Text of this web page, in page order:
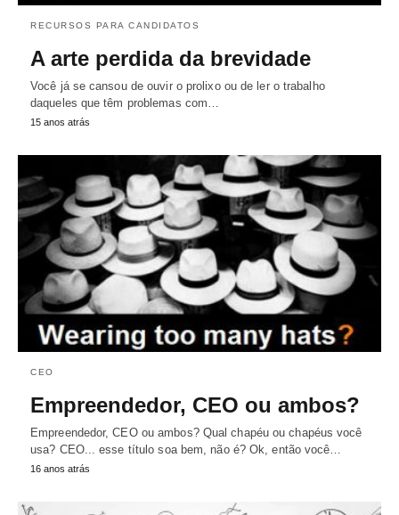
RECURSOS PARA CANDIDATOS
A arte perdida da brevidade
Você já se cansou de ouvir o prolixo ou de ler o trabalho
daqueles que têm problemas com…
15 anos atrás
CEO
Empreendedor, CEO ou ambos?
Empreendedor, CEO ou ambos? Qual chapéu ou chapéus você
usa? CEO... esse título soa bem, não é? Ok, então você…
16 anos atrás